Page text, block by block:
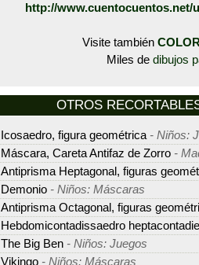
http://www.cuentocuentos.net/
Visite también
Miles de dibujos
OTROS
Icosaedro, figura geométrica - Niños:
Máscara, Careta Antifaz de Zorro -
Antiprisma Heptagonal, figuras
Demonio - Niños: Máscaras
Antiprisma Octagonal, figuras
Hebdomicontadissaedro
The Big Ben - Niños: Juegos
Vikingo - Niños: Máscaras